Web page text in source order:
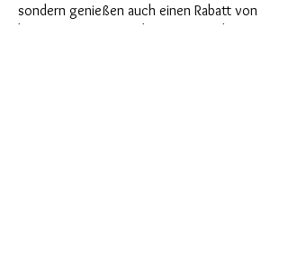
sondern genießen auch einen Rabatt von
bis zu 35%. Unsere Abo-Boxen sind für